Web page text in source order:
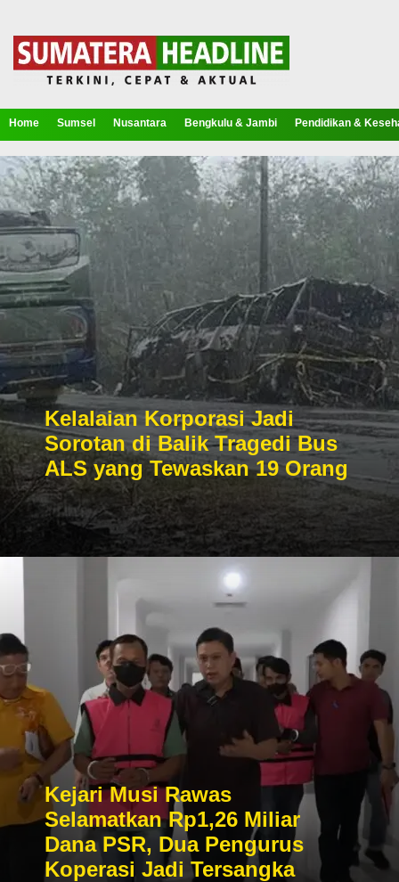
Home Sumsel Nusantara Bengkulu & Jambi Pendidikan &
Kelalaian Korporasi Jadi
Sorotan di Balik Tragedi Bus
ALS yang Tewaskan 19 Orang
Kejari Musi Rawas
Selamatkan Rp1,26 Miliar
Dana PSR, Dua Pengurus
Koperasi Jadi Tersangka